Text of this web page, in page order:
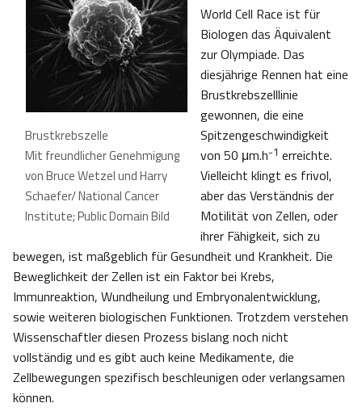
Brustkrebszelle
Mit freundlicher Genehmigung
von Bruce Wetzel und Harry
Schaefer/ National Cancer
Institute; Public Domain Bild
World Cell Race ist für
Biologen das Äquivalent
zur Olympiade. Das
diesjährige Rennen hat eine
Brustkrebszelllinie
gewonnen, die eine
Spitzengeschwindigkeit
von 50 μm.h-1 erreichte.
Vielleicht klingt es frivol,
aber das Verständnis der
Motilität von Zellen, oder
ihrer Fähigkeit, sich zu
bewegen, ist maßgeblich für Gesundheit und Krankheit. Die
Beweglichkeit der Zellen ist ein Faktor bei Krebs,
Immunreaktion, Wundheilung und Embryonalentwicklung,
sowie weiteren biologischen Funktionen. Trotzdem verstehen
Wissenschaftler diesen Prozess bislang noch nicht
vollständig und es gibt auch keine Medikamente, die
Zellbewegungen spezifisch beschleunigen oder verlangsamen
können.